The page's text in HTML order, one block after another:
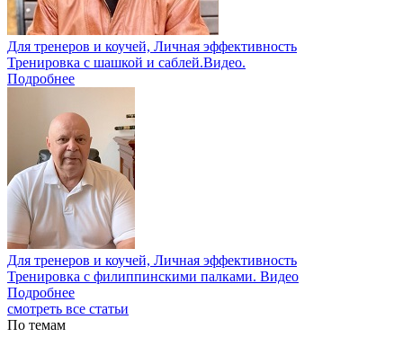
Для тренеров и коучей, Личная эффективность
Тренировка с шашкой и саблей.Видео.
Подробнее
Для тренеров и коучей, Личная эффективность
Тренировка с филиппинскими палками. Видео
Подробнее
смотреть все статьи
По темам